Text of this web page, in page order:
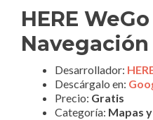
HERE WeGo
Desarrollador:
Descárgalo en:
Precio: Gratis
Categoría: Mapas